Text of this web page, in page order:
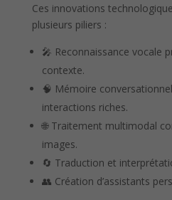
Ces innovations
plusieurs piliers :
🎤 Reconnaissance vocale
contexte.
🧠 Mémoire
interactions riches.
🌐 Traitement multimodal
images.
🔄 Traduction et
👥 Création d’assistants